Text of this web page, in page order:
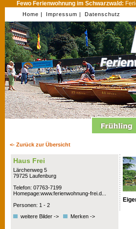
Fewo Ferienwohnung im Schwarzwald:
Home | Impressum | Datenschutz
<- Zurück zur Übersicht
Haus Frei
Lärchenweg 5
79725 Laufenburg
Telefon: 07763-7199
Homepage:www.ferienwohnung-frei.d...
Personen: 1 - 2
weitere Bilder ->
Merken ->